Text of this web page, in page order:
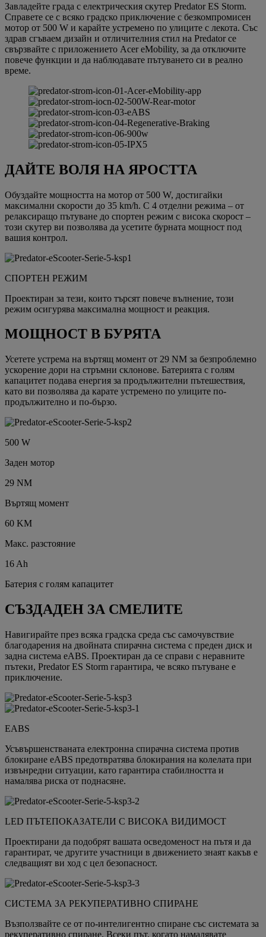
Завладейте града с електрическия скутер Predator ES Storm.
Справете се с всяко градско приключение с безкомпромисен
мотор от 500 W и карайте устремено по улиците с лекота. Със
здрав сгъваем дизайн и отличителния стил на Predator се
свързвайте с приложението Acer eMobility, за да отключите
повече функции и да наблюдавате пътуването си в реално
време.
ДАЙТЕ ВОЛЯ НА ЯРОСТТА
Обуздайте мощността на мотор от 500 W, достигайки
максимални скорости до 35 km/h. С 4 отделни режима – от
релаксиращо пътуване до спортен режим с висока скорост –
този скутер ви позволява да усетите бурната мощност под
вашия контрол.
СПОРТЕН РЕЖИМ
Проектиран за тези, които търсят повече вълнение, този
режим осигурява максимална мощност и реакция.
МОЩНОСТ В БУРЯТА
Усетете устрема на въртящ момент от 29 NM за безпроблемно
ускорение дори на стръмни склонове. Батерията с голям
капацитет подава енергия за продължителни пътешествия,
като ви позволява да карате устремено по улиците по-
продължително и по-бързо.
500 W
Заден мотор
29 NM
Въртящ момент
60 KM
Макс. разстояние
16 Ah
Батерия с голям капацитет
СЪЗДАДЕН ЗА СМЕЛИТЕ
Навигирайте през всяка градска среда със самочувствие
благодарения на двойната спирачна система с преден диск и
задна система eABS. Проектиран да се справи с неравните
пътеки, Predator ES Storm гарантира, че всяко пътуване е
приключение.
EABS
Усъвършенстваната електронна спирачна система против
блокиране eABS предотвратява блокирания на колелата при
извънредни ситуации, като гарантира стабилността и
намалява риска от поднасяне.
LED ПЪТЕПОКАЗАТЕЛИ С ВИСОКА ВИДИМОСТ
Проектирани да подобрят вашата осведоменост на пътя и да
гарантират, че другите участници в движението знаят какъв е
следващият ви ход с цел безопасност.
СИСТЕМА ЗА РЕКУПЕРАТИВНО СПИРАНЕ
Възползвайте се от по-интелигентно спиране със системата за
рекуперативно спиране. Всеки път, когато намалявате